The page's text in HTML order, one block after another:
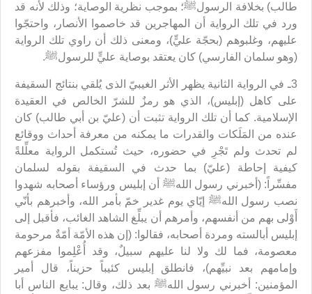
طالب) بخلافة الرسولﷺ؛ بموجب نظرية الوصاية؛ وذلك لأنه قد
ورد في تلك الرواية أن المهاجرين قد خاصموا الأنصار، واحتجّوا
عليهم، وغلبوهم (بحجّة عليٍّ)، ومعنى ذلك أن راوي تلك الرواية
(وهو سلمان الفارسي) كان يعتقد بوصاية عليٍّ للرسولﷺ.
3ـ في الرواية الثانية يظهر الأثر الغيبيّ الذى يُلقي بنتائج السقيفة
على كاهل (إبليس)، الذي هو رمزٌ للشرّ الخالص في العقيدة
الإسلامية. كما أن تلك الرواية تثبت أن (عليّ بن أبي طالب) كان
عنده من المَلَكات والقدرات ما يمكنه من معرفة أحداث ووقائع
لم تحدث ولم تَجْرِ في حضوره، حيث تُستكمل الرواية معلِّلةً
كيفية إحاطة (عليّ) بما حدث في السقيفة بقوله لسلمان
مفسِّراً: (أخبرني رسول اللهﷺ أن إبليس ورؤساء أصحابه شهدوا
نصب رسول اللهﷺ إيّاي يوم غدير خمّ بأمر الله، وأخبرهم بأنّي
أَوْلى بهم من أنفسهم، وأمرهم أن يبلِّغ الشاهد الغائب، فأقبل إلى
إبليس أبالسته ومردة أصحابه، فقالوا: (إن هذه الأمّة أمّةٌ مرحومة
معصومة، فما لك ولا لنا عليهم سبيلٌ، وقد أُعْلِموا مفزعهم
وإمامهم بعد نبيِّهم)، فانطلق إبليس كئيباً حزيناً، قال أمير
المؤمنين: أخبرني رسول اللهﷺ بعد ذلك، وقال: يبايع الناس أبا